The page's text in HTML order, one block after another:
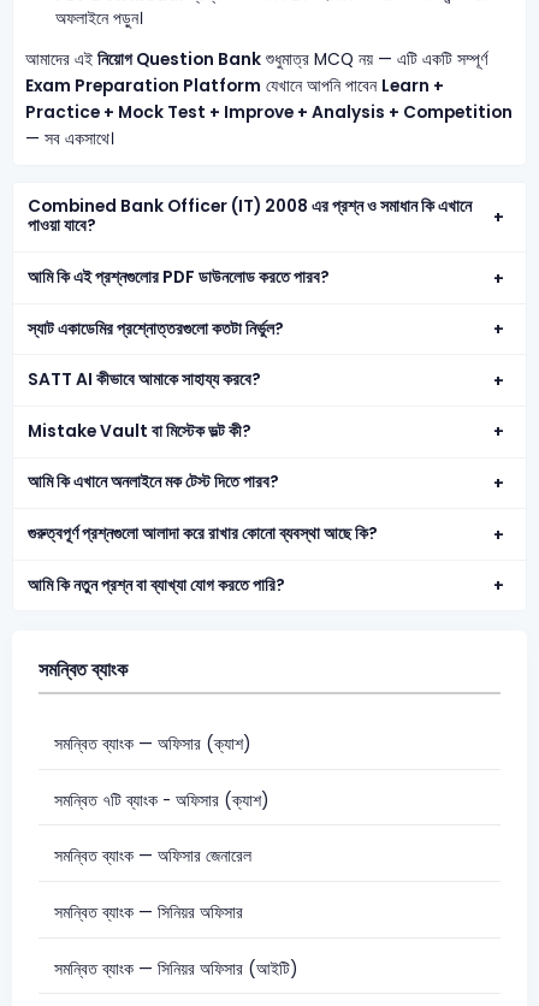
অফলাইনে পড়ুন।
আমাদের এই নিয়োগ Question Bankশুধুমাত্র MCQ নয় — এটি একটি সম্পূর্ণ
Exam Preparation Platform যেখানে আপনি পাবেন Learn +
Practice + Mock Test + Improve + Analysis + Competition
— সব একসাথে।
Combined Bank Officer (IT) 2008 এর প্রশ্ন ও সমাধান কি এখানে
পাওয়া যাবে?
আমি কি এই প্রশ্নগুলোর PDF ডাউনলোড করতে পারব?
স্যাট একাডেমির প্রশ্নোত্তরগুলো কতটা নির্ভুল?
SATT AI কীভাবে আমাকে সাহায্য করবে?
Mistake Vault বা মিস্টেক ভল্ট কী?
আমি কি এখানে অনলাইনে মক টেস্ট দিতে পারব?
গুরুত্বপূর্ণ প্রশ্নগুলো আলাদা করে রাখার কোনো ব্যবস্থা আছে কি?
আমি কি নতুন প্রশ্ন বা ব্যাখ্যা যোগ করতে পারি?
সমন্বিত ব্যাংক
সমন্বিত ব্যাংক — অফিসার (ক্যাশ)
সমন্বিত ৭টি ব্যাংক - অফিসার (ক্যাশ)
সমন্বিত ব্যাংক — অফিসার জেনারেল
সমন্বিত ব্যাংক — সিনিয়র অফিসার
সমন্বিত ব্যাংক — সিনিয়র অফিসার (আইটি)